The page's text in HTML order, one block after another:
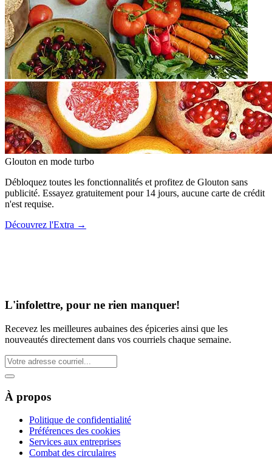
Glouton en mode turbo
Débloquez toutes les fonctionnalités et profitez de Glouton sans
publicité. Essayez gratuitement pour 14 jours, aucune carte de crédit
n'est requise.
Découvrez l'Extra →
L'infolettre, pour ne rien manquer!
Recevez les meilleures aubaines des épiceries ainsi que les
nouveautés directement dans vos courriels chaque semaine.
À propos
Politique de confidentialité
Préférences des cookies
Services aux entreprises
Combat des circulaires